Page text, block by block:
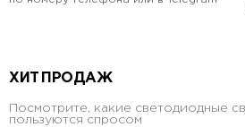
ХИТ ПРОДАЖ
Посмотрите, какие светодиодные
пользуются спросом